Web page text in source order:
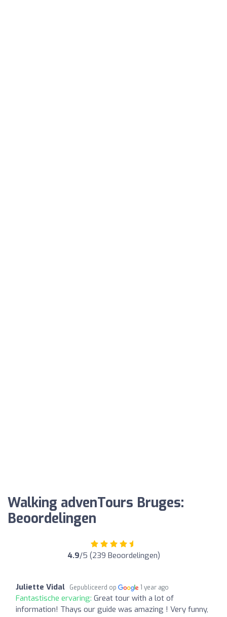
Walking advenTours Bruges:
Beoordelingen
4.9/5 (239 Beoordelingen)
Juliette Vidal Gepubliceerd op 1 year ago
Fantastische ervaring: Great tour with a lot of
information! Thays our guide was amazing ! Very funny,